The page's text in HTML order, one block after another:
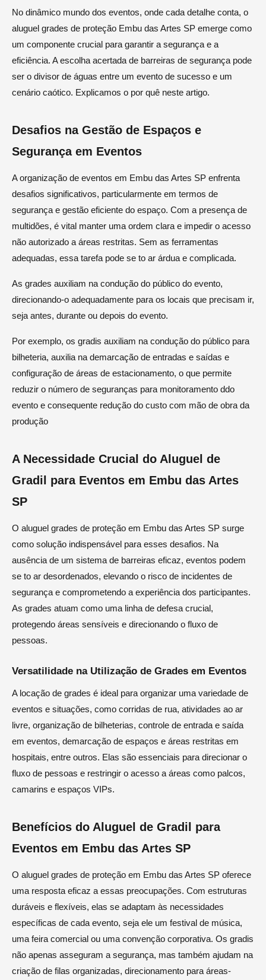
No dinâmico mundo dos eventos, onde cada detalhe conta, o
aluguel grades de proteção Embu das Artes SP emerge como
um componente crucial para garantir a segurança e a
eficiência. A escolha acertada de barreiras de segurança pode
ser o divisor de águas entre um evento de sucesso e um
cenário caótico. Explicamos o por quê neste artigo.
Desafios na Gestão de Espaços e
Segurança em Eventos
A organização de eventos em Embu das Artes SP enfrenta
desafios significativos, particularmente em termos de
segurança e gestão eficiente do espaço. Com a presença de
multidões, é vital manter uma ordem clara e impedir o acesso
não autorizado a áreas restritas. Sem as ferramentas
adequadas, essa tarefa pode se to ar árdua e complicada.
As grades auxiliam na condução do público do evento,
direcionando-o adequadamente para os locais que precisam ir,
seja antes, durante ou depois do evento.
Por exemplo, os gradis auxiliam na condução do público para
bilheteria, auxilia na demarcação de entradas e saídas e
configuração de áreas de estacionamento, o que permite
reduzir o número de seguranças para monitoramento ddo
evento e consequente redução do custo com mão de obra da
produção
A Necessidade Crucial do Aluguel de
Gradil para Eventos em Embu das Artes
SP
O aluguel grades de proteção em Embu das Artes SP surge
como solução indispensável para esses desafios. Na
ausência de um sistema de barreiras eficaz, eventos podem
se to ar desordenados, elevando o risco de incidentes de
segurança e comprometendo a experiência dos participantes.
As grades atuam como uma linha de defesa crucial,
protegendo áreas sensíveis e direcionando o fluxo de
pessoas.
Versatilidade na Utilização de Grades em Eventos
A locação de grades é ideal para organizar uma variedade de
eventos e situações, como corridas de rua, atividades ao ar
livre, organização de bilheterias, controle de entrada e saída
em eventos, demarcação de espaços e áreas restritas em
hospitais, entre outros. Elas são essenciais para direcionar o
fluxo de pessoas e restringir o acesso a áreas como palcos,
camarins e espaços VIPs.
Benefícios do Aluguel de Gradil para
Eventos em Embu das Artes SP
O aluguel grades de proteção em Embu das Artes SP oferece
uma resposta eficaz a essas preocupações. Com estruturas
duráveis e flexíveis, elas se adaptam às necessidades
específicas de cada evento, seja ele um festival de música,
uma feira comercial ou uma convenção corporativa. Os gradis
não apenas asseguram a segurança, mas também ajudam na
criação de filas organizadas, direcionamento para áreas-